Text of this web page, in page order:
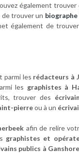
également
de trouver un biographe
également de
parmi les rédacteurs à
les graphistes à
trouver des
pierreou à un
afin de relire
graphistes et
publics à